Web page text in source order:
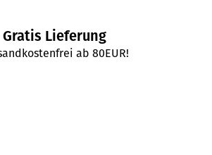
Gratis Lieferung
ab 80EUR!